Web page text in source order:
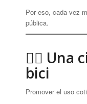
Por eso, cada vez
pública.
🚴‍♀️ Una
bici
Promover el uso